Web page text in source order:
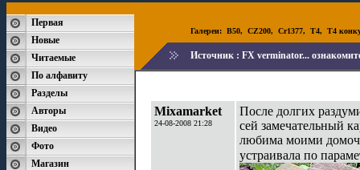
Первая
Новые
Читаемые
По алфавиту
Разделы
Авторы
Видео
Фото
Магазин
Галереи: B50, CZ200, Cr1377, T4, T4
Источник : FX verminator...
Mixamarket
24-08-2008 21:28
После долгих
сей замечательный
любима моими
устраивала по